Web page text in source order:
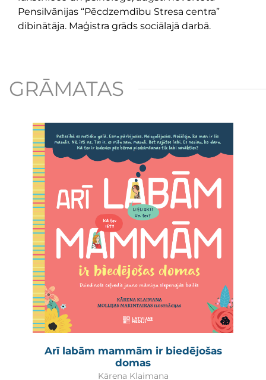
Pensilvānijas “Pēcdzemdību Stresa centra”
dibinātāja. Maģistra grāds sociālajā darbā.
GRĀMATAS
Arī labām mammām ir biedējošas
domas
Kārena Klaimana